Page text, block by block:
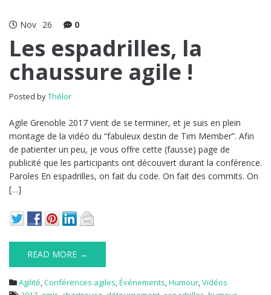
Nov 26 0
Les espadrilles, la
chaussure agile !
Posted byThélor
Agile Grenoble 2017 vient de se terminer, et je suis en plein
montage de la vidéo du “fabuleux destin de Tim Member”. Afin
de patienter un peu, je vous offre cette (fausse) page de
publicité que les participants ont découvert durant la conférence.
Paroles En espadrilles, on fait du code. On fait des commits. On
[…]
READ MORE →
Agilité,Conférences agiles,Événements,Humour,Vidéos